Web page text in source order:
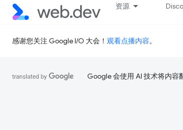
资源
感谢您关注 Google I/O 大会！ 观看点播内容。
Google 会使用 AI 技术将内容